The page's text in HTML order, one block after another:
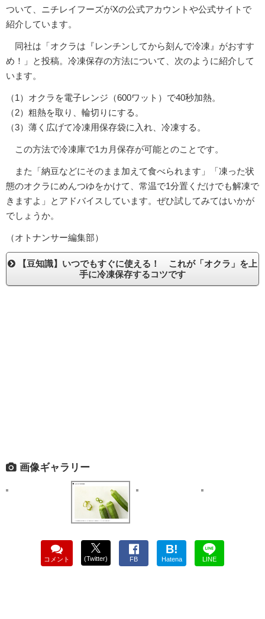
ついて、ニチレイフーズがXの公式アカウントや公式サイトで
紹介しています。
同社は「オクラは『レンチンしてから刻んで冷凍』がおすす
め！」と投稿。冷凍保存の方法について、次のように紹介して
います。
（1）オクラを電子レンジ（600ワット）で40秒加熱。
（2）粗熱を取り、輪切りにする。
（3）薄く広げて冷凍用保存袋に入れ、冷凍する。
この方法で冷凍庫で1カ月保存が可能とのことです。
また「納豆などにそのまま加えて食べられます」「凍った状
態のオクラにめんつゆをかけて、常温で1分置くだけでも解凍で
きますよ」とアドバイスしています。ぜひ試してみてはいかが
でしょうか。
（オトナンサー編集部）
【豆知識】いつでもすぐに使える！ これが「オクラ」を上
手に冷凍保存するコツです
画像ギャラリー
コメント (Twitter) FB
B!
Hatena LINE